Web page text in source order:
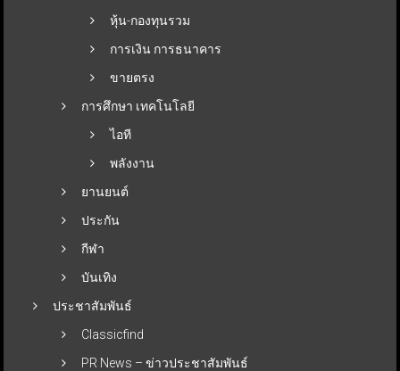
หุ้น-กองทุนรวม
การเงิน การธนาคาร
ขายตรง
การศึกษา เทคโนโลยี
ไอที
พลังงาน
ยานยนต์
ประกัน
กีฬา
บันเทิง
ประชาสัมพันธ์
Classicfind
PR News – ข่าวประชาสัมพันธ์